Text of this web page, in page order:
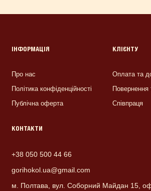
ІНФОРМАЦІЯ
Про нас
Політика конфіденційності
Публічна оферта
КЛІЄНТУ
Оплата та
Повернення
Співпраця
КОНТАКТИ
+38 050 500 44 66
gorihokol.ua@gmail.com
м. Полтава, вул. Соборний Майдан 15,